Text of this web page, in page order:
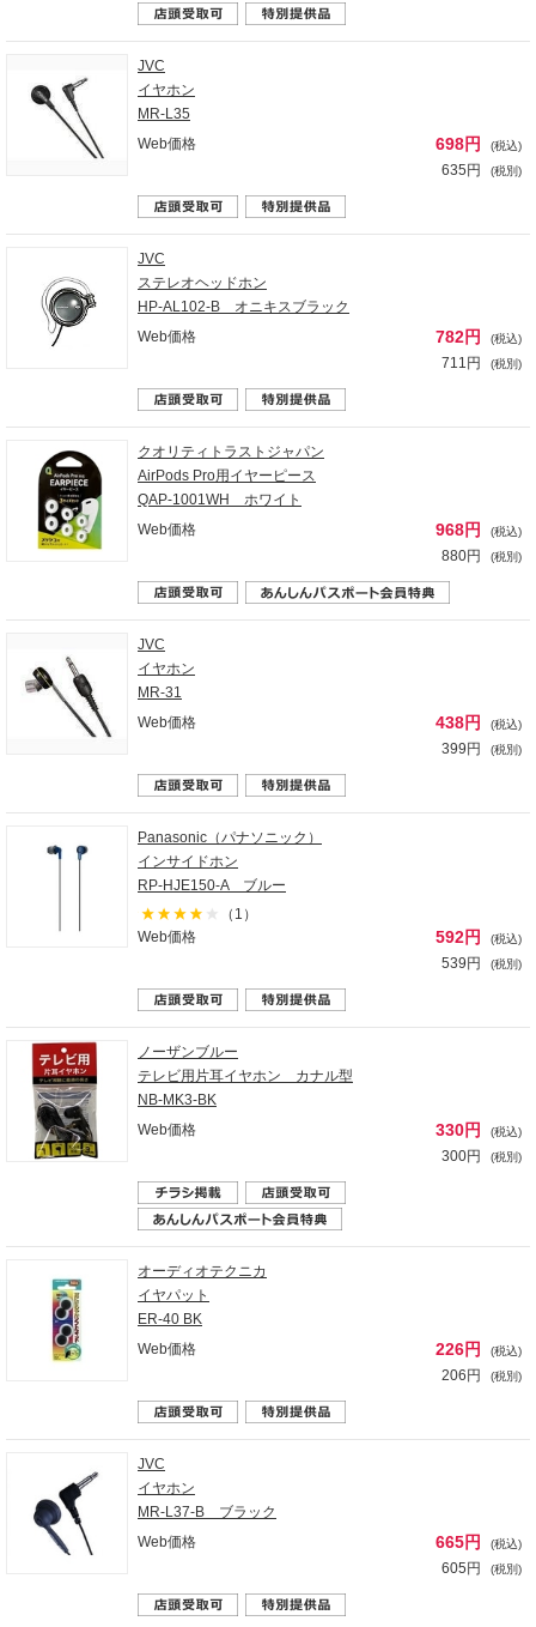
JVC
イヤホン
MR-L35
Web価格
698円 (税込)
635円 (税別)
JVC
ステレオヘッドホン
HP-AL102-B オニキスブラック
Web価格
782円 (税込)
711円 (税別)
クオリティトラストジャパン
AirPods Pro用イヤーピース
QAP-1001WH ホワイト
Web価格
968円 (税込)
880円 (税別)
JVC
イヤホン
MR-31
Web価格
438円 (税込)
399円 (税別)
Panasonic（パナソニック）
インサイドホン
RP-HJE150-A ブルー
（1）
Web価格
592円 (税込)
539円 (税別)
ノーザンブルー
テレビ用片耳イヤホン カナル型
NB-MK3-BK
Web価格
330円 (税込)
300円 (税別)
オーディオテクニカ
イヤパット
ER-40 BK
Web価格
226円 (税込)
206円 (税別)
JVC
イヤホン
MR-L37-B ブラック
Web価格
665円 (税込)
605円 (税別)